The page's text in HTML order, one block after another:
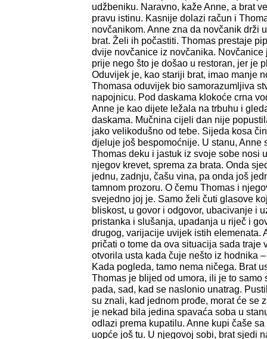
udžbeniku. Naravno, kaže Anne, a brat
pravu istinu. Kasnije dolazi račun i
novčanikom. Anne zna da novčanik drži
brat. Želi ih počastiti. Thomas prestaje
dvije novčanice iz novčanika. Novčanice
prije nego što je došao u restoran, jer je
Oduvijek je, kao stariji brat, imao manje
Thomasa oduvijek bio samorazumljiva
napojnicu. Pod daskama klokoće crna
Anne je kao dijete ležala na trbuhu i
daskama. Mučnina cijeli dan nije
jako velikodušno od tebe. Sijeda kosa
djeluje još bespomoćnije. U stanu, Anne
Thomas deku i jastuk iz svoje sobe nosi
njegov krevet, sprema za brata. Onda
jednu, zadnju, čašu vina, pa onda još
tamnom prozoru. O čemu Thomas i
svejedno joj je. Samo želi čuti glasove
bliskost, u govor i odgovor, ubacivanje i
pristanka i slušanja, upadanja u riječ i
drugog, varijacije uvijek istih elemenata.
pričati o tome da ova situacija sada traje
otvorila usta kada čuje nešto iz hodnika
Kada pogleda, tamo nema ničega. Brat
Thomas je blijed od umora, ili je to samo
pada, sad, kad se naslonio unatrag.
su znali, kad jednom prođe, morat će se
je nekad bila jedina spavaća soba u
odlazi prema kupatilu. Anne kupi čaše
uopće još tu. U njegovoj sobi, brat sjedi